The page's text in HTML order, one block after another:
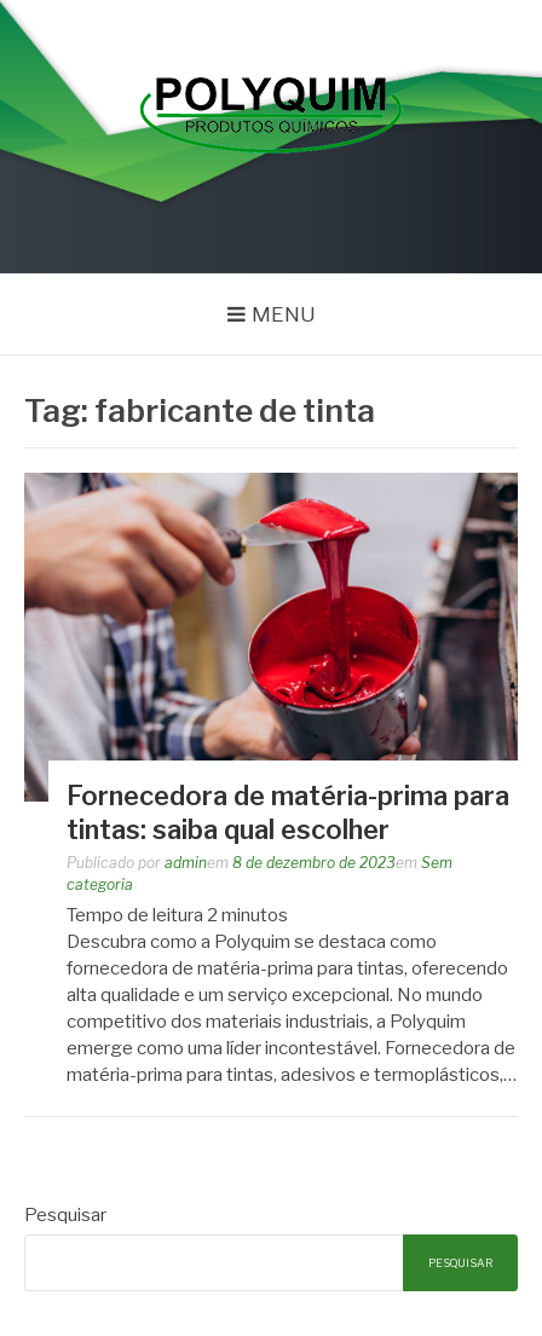
Pular
para
conteúdo
POLYQUIM
MENU
Tag: fabricante de tinta
Fornecedora de matéria-prima para
tintas: saiba qual escolher
Publicado por adminem 8 de dezembro de 2023em Sem
categoria
Tempo de leitura 2 minutos
Descubra como a Polyquim se destaca como
fornecedora de matéria-prima para tintas, oferecendo
alta qualidade e um serviço excepcional. No mundo
competitivo dos materiais industriais, a Polyquim
emerge como uma líder incontestável. Fornecedora de
matéria-prima para tintas, adesivos e termoplásticos,…
Pesquisar
PESQUISAR